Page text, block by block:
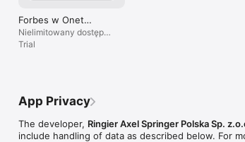
Forbes w Onet
Premium
Nielimitowany dostęp
do treści i brak reklam.
Trial
App Privacy
The developer, Ringier Axel Springer Polska Sp.
include handling of data as described below. For